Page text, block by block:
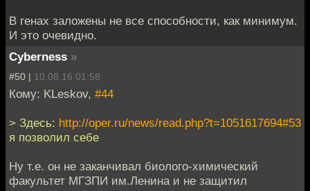
В генах заложены не все способности, как минимум.
И это очевидно.
Cyberness »
#50 | 10.08.16 01:58
Кому: KLeskov, #44
> Здесь: http://oper.ru/news/read.php?t=1051617694#53
я позволил себе
Ну т.е. он не заканчивал биолого-химический
факультет МГЗПИ им.Ленина и не защитил